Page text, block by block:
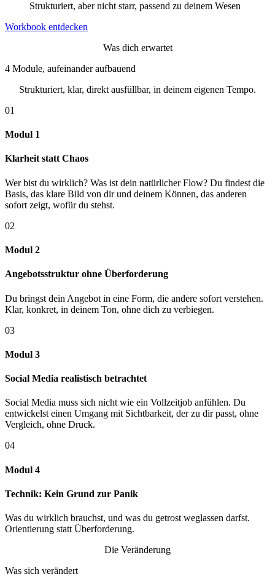
Strukturiert, aber nicht starr, passend zu deinem Wesen
Workbook entdecken
Was dich erwartet
4 Module, aufeinander aufbauend
Strukturiert, klar, direkt ausfüllbar, in deinem eigenen Tempo.
01
Modul 1
Klarheit statt Chaos
Wer bist du wirklich? Was ist dein natürlicher Flow? Du findest die
Basis, das klare Bild von dir und deinem Können, das anderen
sofort zeigt, wofür du stehst.
02
Modul 2
Angebotsstruktur ohne Überforderung
Du bringst dein Angebot in eine Form, die andere sofort verstehen.
Klar, konkret, in deinem Ton, ohne dich zu verbiegen.
03
Modul 3
Social Media realistisch betrachtet
Social Media muss sich nicht wie ein Vollzeitjob anfühlen. Du
entwickelst einen Umgang mit Sichtbarkeit, der zu dir passt, ohne
Vergleich, ohne Druck.
04
Modul 4
Technik: Kein Grund zur Panik
Was du wirklich brauchst, und was du getrost weglassen darfst.
Orientierung statt Überforderung.
Die Veränderung
Was sich verändert